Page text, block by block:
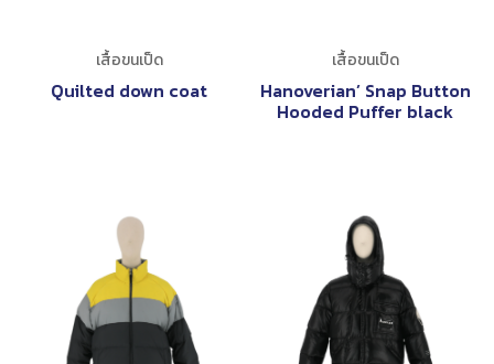
เสื้อขนเป็ด
Quilted down coat
เสื้อขนเป็ด
Hanoverian’ Snap Button
Hooded Puffer black